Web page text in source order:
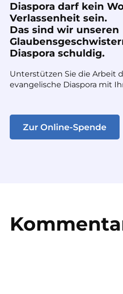
Diaspora darf kein
Verlassenheit sein.
Das sind wir unseren
Diaspora schuldig.
Unterstützen Sie die Arbeit
evangelische Diaspora mit
Zur Online-Spende